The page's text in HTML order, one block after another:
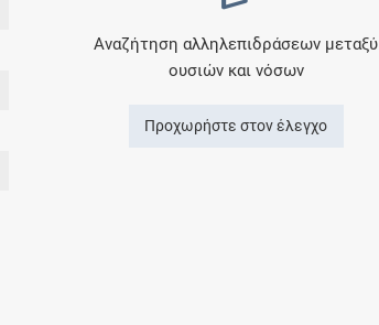
Αναζήτηση αλληλεπιδράσεων μεταξύ
ουσιών και νόσων
Προχωρήστε στον έλεγχο